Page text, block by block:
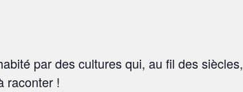
par des cultures qui, au fil des siècles,
raconter !